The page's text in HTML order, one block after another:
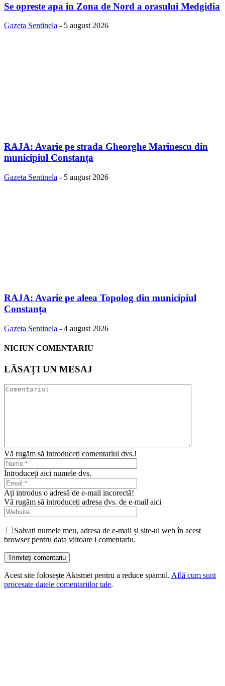
Se opreste apa in Zona de Nord a orasului Medgidia
Gazeta Sentinela - 5 august 2026
RAJA: Avarie pe strada Gheorghe Marinescu din
municipiul Constanța
Gazeta Sentinela - 5 august 2026
RAJA: Avarie pe aleea Topolog din municipiul
Constanța
Gazeta Sentinela - 4 august 2026
NICIUN COMENTARIU
LĂSAȚI UN MESAJ
Vă rugăm să introduceți comentariul dvs.!
Introduceți aici numele dvs.
Ați introdus o adresă de e-mail incorectă!
Vă rugăm să introduceți adresa dvs. de e-mail aici
Salvați numele meu, adresa de e-mail și site-ul web în acest
browser pentru data viitoare i comentariu.
Acest site folosește Akismet pentru a reduce spamul. Află cum sunt
procesate datele comentariilor tale.